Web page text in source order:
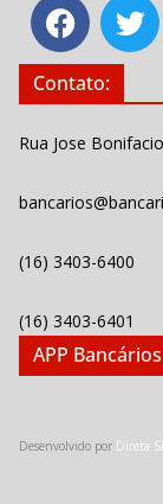
Contato:
Rua Jose
(16) 3403-6400
(16) 3403-6401
APP Bancários
Desenvolvido por Direta